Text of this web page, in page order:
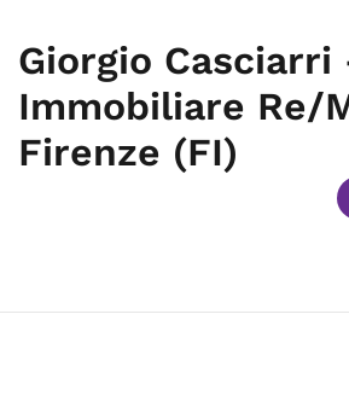
Giorgio Casciarri
Immobiliare Re/
Firenze (FI)